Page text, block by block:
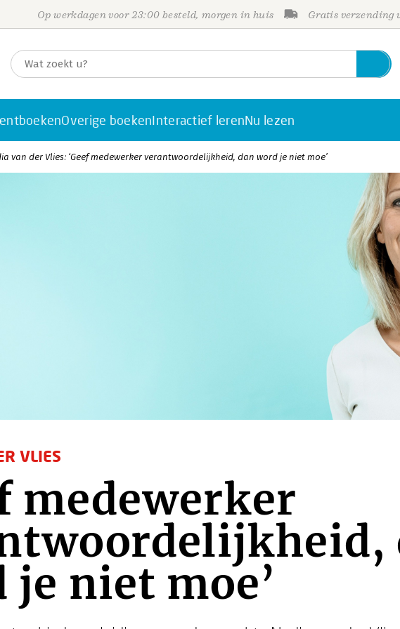
Op werkdagen voor 23:00 besteld, morgen in huis Gratis verzending
Overige boekenInteractief lerenNu lezen
van der Vlies: ‘Geef medewerker verantwoordelijkheid, dan word je niet moe’
VLIES
medewerker
je niet moe’